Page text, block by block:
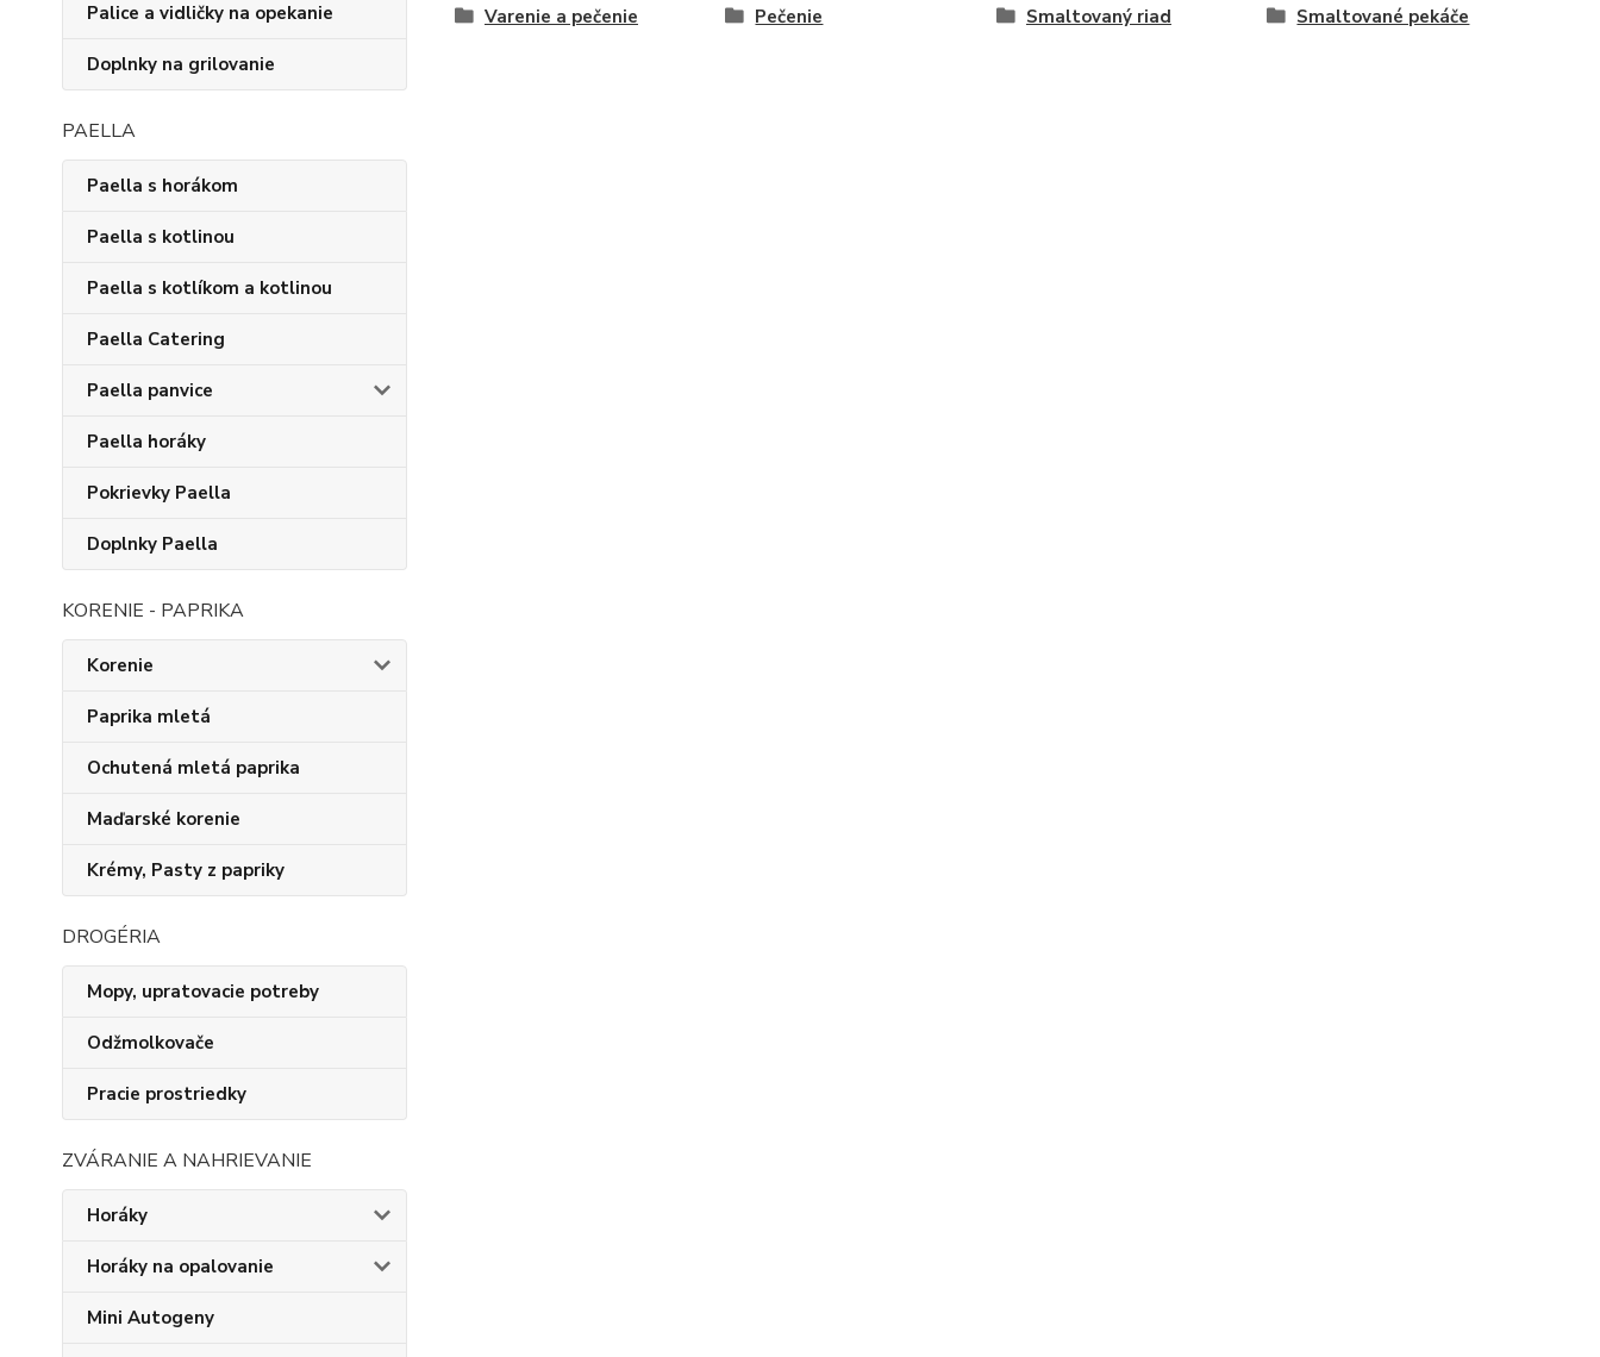
Palice a vidličky na opekanie
Doplnky na grilovanie
PAELLA
Paella s horákom
Paella s kotlinou
Paella s kotlíkom a kotlinou
Paella Catering
Paella panvice
Paella horáky
Pokrievky Paella
Doplnky Paella
KORENIE - PAPRIKA
Korenie
Paprika mletá
Ochutená mletá paprika
Maďarské korenie
Krémy, Pasty z papriky
DROGÉRIA
Mopy, upratovacie potreby
Odžmolkovače
Pracie prostriedky
ZVÁRANIE A NAHRIEVANIE
Horáky
Horáky na opalovanie
Mini Autogeny
Varenie a pečenie Pečenie Smaltovaný riad Smaltované pekáče